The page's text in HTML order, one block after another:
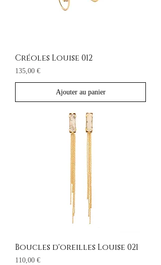
Créoles Louise 012
Prix
135,00 €
Ajouter au panier
Boucles d'oreilles Louise 021
Prix
110,00 €